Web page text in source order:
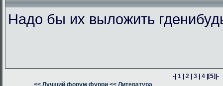
Надо бы их выложить
-|1 |2 |3 |4 |[5]|-
<< Лучший форум фурри << Литература